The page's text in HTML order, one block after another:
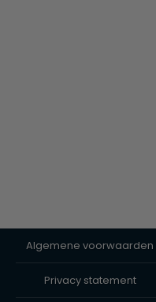
Algemene voorwaarden
Privacy statement